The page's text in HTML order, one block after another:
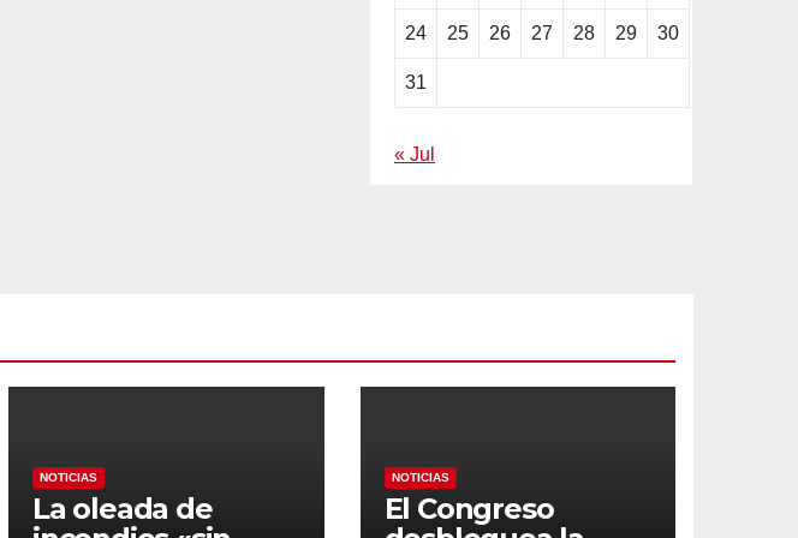
24 25 26 27 28 29 30
31
« Jul
NOTICIAS
La oleada de
NOTICIAS
El Congreso